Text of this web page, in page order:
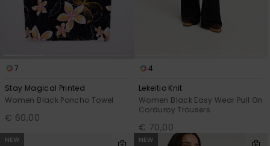
7
Stay Magical Printed
Women Black Poncho Towel
€ 60,00
4
Lekeitio Knit
Women Black Easy Wear Pull On
Corduroy Trousers
€ 70,00
NEW NEW